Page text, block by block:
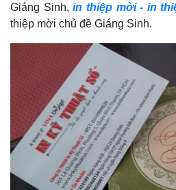
Giáng Sinh,in thiệp mời - in
thiệp mời chủ đề Giáng Sinh.